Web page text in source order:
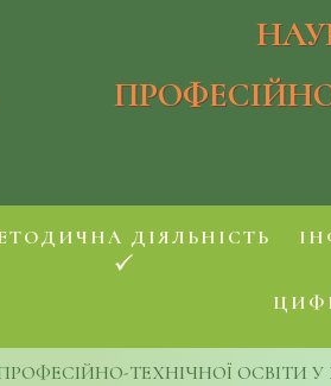
ДІЯЛЬНІСТЬ
ТЕХНІЧНОЇ ОСВІТИ У